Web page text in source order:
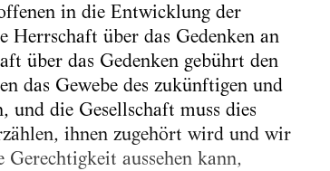
in die Entwicklung der
Herrschaft über das Gedenken an
über das Gedenken gebührt den
das Gewebe des zukünftigen und
und die Gesellschaft muss dies
ihnen zugehört wird und wir
aussehen kann,